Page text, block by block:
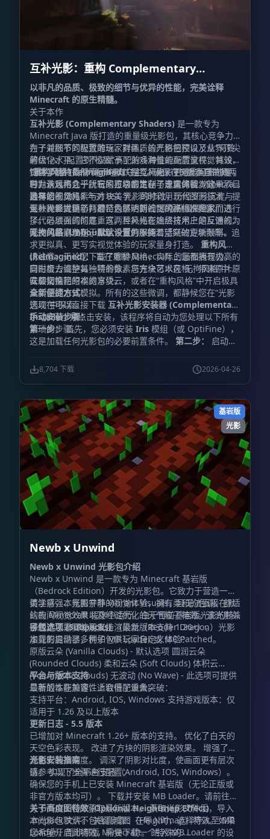
互补光影：重构 Complementary
Shaders - Reimagined
以非凡的品质、极致的细节与优异的性能，完美诠释
Minecraft 的原生精髓。
关于本作
互补光影 (Complementary Shaders) 是一款专为
Minecraft Java 版打造的重量级光影包，其核心竞争力
在于对细节的极致雕琢、对画质的严格把控以及业界顶尖
的优化水平。它不仅赋予了游戏海量的高质量视觉特效，
提供了两种截然不同的默认视觉风格，更难能可贵的是，
它为游戏内几乎所有的方块都定制了专属的视觉效果。
为了兼顾不同配置的玩家群体，该光影包预设了从“马铃
薯级”入门配置到“极致”高配的多种性能配置文件。其设
计哲学始终贯彻“绝不喧宾夺主”，确保在提升画质的同
时，永远不会干扰玩家正常的生存与建造体验。这一项目
最早始于 2018 年对 BSL 光影的修改，历经岁月沉淀与
无数次重大更新，甚至为了达到社区的高标准要求而进行
了代码层面的彻底重写。互补光影始终将用户的反馈视为
开发的最高准则，直至今日仍保持着活跃的更新频率。
“重构风格 (Reimagined)”是互补光影 r5 版本自带的两
种默认风格之一。它的核心宗旨在于忠实保留 Minecraft
独有的视觉元素与方块美学，同时利用现代图形技术，提
供一种经过精心打磨、焕然一新的“原版升级”质感。
选择您的风格
互补光影提供了两种特色鲜明的视觉风格供探险家们选
择。必须强调的是，这两种风格在底层技术上是互通的，
唯一的区别仅在于默认设置的不同：
无拘风格 (Unbound)：专为那些渴望突破方块限制、追
求更拟真、更写实视觉体验的玩家量身打造。 重构风格
(Reimagined)：旨在重塑 Minecraft 的画面表现力，
同时极力维护其独特的像素与方块艺术风格，带来原汁原
味却又惊艳的视觉享受。
请注意，无论您下载了哪种风格，实际上您都拥有极高的
自由度去调整每一项参数。您完全可以在“无拘风格”中将
云层切换回原本的方块云，或者在“重构风格”中开启极具
真实感的水体模拟。所有的这些微调，都静候您在“光影
选项”中探索。
安装指南
全新便捷方式：
您现在可以直接下载 互补光影安装器 (Complementary
Installer)并点击安装，该程序将自动为您处理以下所有
繁琐的步骤。
手动安装步骤：
第一步：首先，您必须安装 Iris 模组（或 OptiFine），
这是加载任何光影包的必要前置条件。 第二步：
启动游
单。第三步：
点击菜单中的“光影包文件夹”按钮，系统
将自动打开对应的文件夹窗口。
下载互补光影
提示：请勿解压该压缩文件，直接放入即可）。第五
步：返回游戏窗口，在光影包列表中选中
“Complementary”即可启用。（如果列表中未显示，请
尝试刷新菜单）。
8,704 下载 2026-04-26
基岩版
光影
Newb x Unwind
Newb x Unwind 光影包介绍
Newb x Unwind 是一款专为 Minecraft 基岩版
（Bedrock Edition）开发的光影包。它致力于营造一种
美学感强、氛围宁静的视觉体验，拥有柔和的色调、舒适
的夜间视觉效果以及经过优化的天气粒子特效。该光影兼
容版本 1.21.21 及以上（最新版本支持 1.26+）。
请注意，本光影并非 Vibrant Visuals，且无法直接在默
认的 Minecraft 程序中运行。由于目前基岩版光影的特
殊性，您需要使用支持渲染龙（Render Dragon）光影
加载的启动器，例如 MB Loader 或 MC Patched。
子包选项 (Subpacks)
本光影提供了多种子包供玩家自定义体验：
原版云朵 (Vanilla Clouds) - 默认选项 圆润云朵
(Rounded Clouds) 柔和云朵 (Soft Clouds) 体积云
(Volumetric Clouds) 无波动 (No Wave) - 此选项可提供
显著的性能加速，适合低配设备。
平台与版本支持
最新版本在兼容性上取得了重大突破：
支持平台：Android, IOS, Windows 支持游戏版本：仅
适用于 1.26 及以上版本
更新日志 - 5.5 版本
已增加对 Minecraft 1.26+ 版本的支持。 优化了白天的
天空色彩表现。 改进了方块的阴影渲染效果。 增强了光
源色彩的准确度。 调深了阴影对比度，使画面更有层次
感。 实现了全平台支持（Android, IOS, Windows）。
光影安装指南
请参考以下步骤进行配置：
确保您的手机上已安装 Minecraft 基岩版（无论正版或
非官方版本均可）。 下载并安装 MB Loader。请前往官
方 GitHub 仓库获取最新版本。 获取光影文件后，导入
.mcpack 文件。 关键步骤：在导入时，选择导入至 MB
Loader，而非原版 Minecraft。 进入 MB Loader 的设
关于高度图特效 (Optional Heightmap Effect)
本光影包默认不包含高度图（Heightmap）特效。如果
您希望开启此特效，需要下载一个特殊的